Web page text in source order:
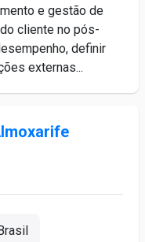
e gestão de
cliente no pós-
definir
externas...